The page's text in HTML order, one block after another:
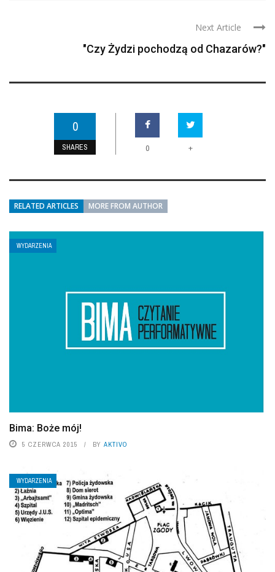
Next Article
"Czy Żydzi pochodzą od Chazarów?"
0
SHARES 0 +
RELATED ARTICLES MORE FROM AUTHOR
WYDARZENIA
Bima: Boże mój!
5 CZERWCA 2015 BY AKTIVO
WYDARZENIA